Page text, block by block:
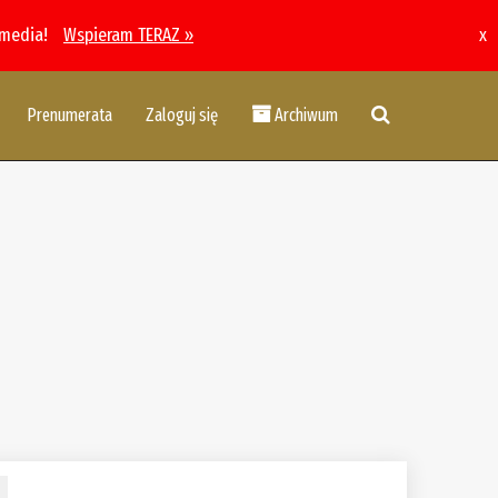
Wspieram TERAZ » x
Prenumerata Zaloguj się Archiwum